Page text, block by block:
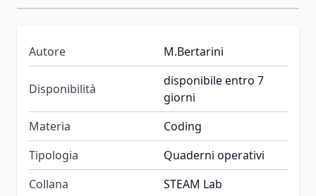
Autore M.Bertarini
Disponibilità
disponibile entro 7
giorni
Materia
Coding
Tipologia
Quaderni operativi
Collana
STEAM Lab